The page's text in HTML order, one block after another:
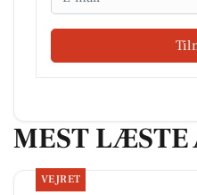
MEST
VEJRET